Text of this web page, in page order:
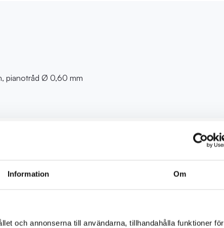
Information Om
och annonserna till användarna, tillhandahålla funktioner för
pianotråd Ø 0,60 mm